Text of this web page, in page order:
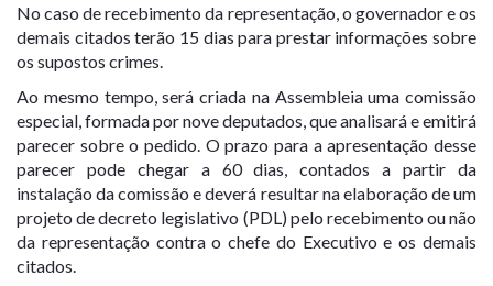
No caso de recebimento da representação, o governador e os
demais citados terão 15 dias para prestar informações sobre
os supostos crimes.
Ao mesmo tempo, será criada na Assembleia uma comissão
especial, formada por nove deputados, que analisará e emitirá
parecer sobre o pedido. O prazo para a apresentação desse
parecer pode chegar a 60 dias, contados a partir da
instalação da comissão e deverá resultar na elaboração de um
projeto de decreto legislativo (PDL) pelo recebimento ou não
da representação contra o chefe do Executivo e os demais
citados.